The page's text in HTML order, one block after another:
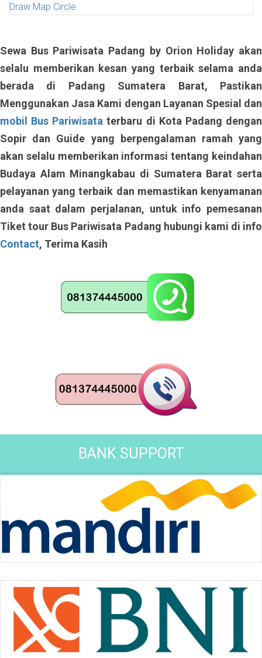
Draw Map Circle
Sewa Bus Pariwisata Padang by Orion Holiday akan
selalu memberikan kesan yang terbaik selama anda
berada di Padang Sumatera Barat, Pastikan
Menggunakan Jasa Kami dengan Layanan Spesial dan
mobil Bus Pariwisata terbaru di Kota Padang dengan
Sopir dan Guide yang berpengalaman ramah yang
akan selalu memberikan informasi tentang keindahan
Budaya Alam Minangkabau di Sumatera Barat serta
pelayanan yang terbaik dan memastikan kenyamanan
anda saat dalam perjalanan, untuk info pemesanan
Tiket tour Bus Pariwisata Padang hubungi kami di info
Contact, Terima Kasih
BANK SUPPORT